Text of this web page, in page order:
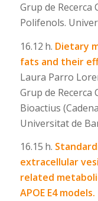
Grup de Recerca
Polifenols.
16.12 h. Dietary
fats and their
Laura Parro
Grup de Recerca
Bioactius
Universitat de
16.15 h.
extracellular
related
APOE Ε4 models.